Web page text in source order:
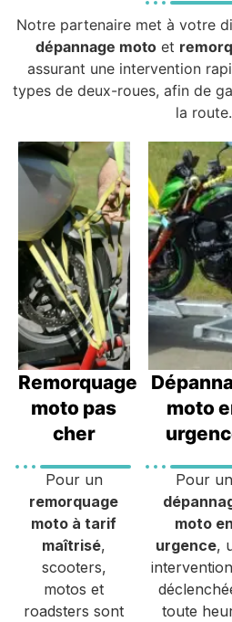
Notre partenaire met à votre
dépannage motoet
assurant une intervention
types de deux-roues, afin de
la route.
Remorquage
moto pas
cher
Pour un
remorquage
moto à tarif
maîtrisé,
scooters,
motos et
roadsters sont
moto
Pour un
moto en
urgence,
toute